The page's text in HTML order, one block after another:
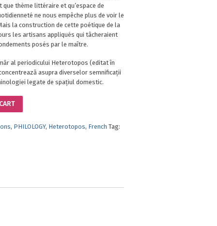
que thème littéraire et qu’espace de
ne nous empêche plus de voir le
la construction de cette poétique de la
les artisans appliqués qui tâcheraient
posés par le maître.
al periodicului Heterotopos (editat în
asupra diverselor semnificații
legate de spațiul domestic.
, PHILOLOGY, Heterotopos, French Tag: